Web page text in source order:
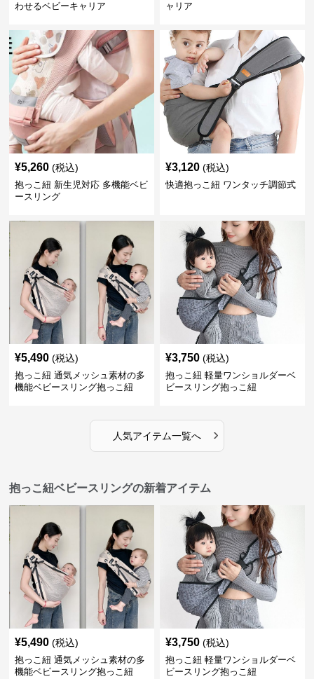
わせるベビーキャリア ャリア
¥5,260 (税込)
抱っこ紐 新生児対応 多機能ベビ
ースリング
¥3,120 (税込)
快適抱っこ紐 ワンタッチ調節式
¥5,490 (税込)
抱っこ紐 通気メッシュ素材の多
機能ベビースリング抱っこ紐
¥3,750 (税込)
抱っこ紐 軽量ワンショルダーベ
ビースリング抱っこ紐
人気アイテム一覧へ ›
抱っこ紐ベビースリングの新着アイテム
¥5,490 (税込)
抱っこ紐 通気メッシュ素材の多
機能ベビースリング抱っこ紐
¥3,750 (税込)
抱っこ紐 軽量ワンショルダーベ
ビースリング抱っこ紐